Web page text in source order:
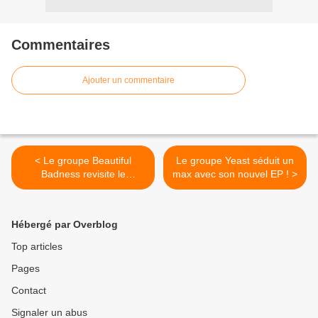
Commentaires
Ajouter un commentaire
< Le groupe Beautiful
Badness revisite le
générique de « Friends »
Le groupe Yeast séduit un
max avec son nouvel EP ! >
Hébergé par Overblog
Top articles
Pages
Contact
Signaler un abus